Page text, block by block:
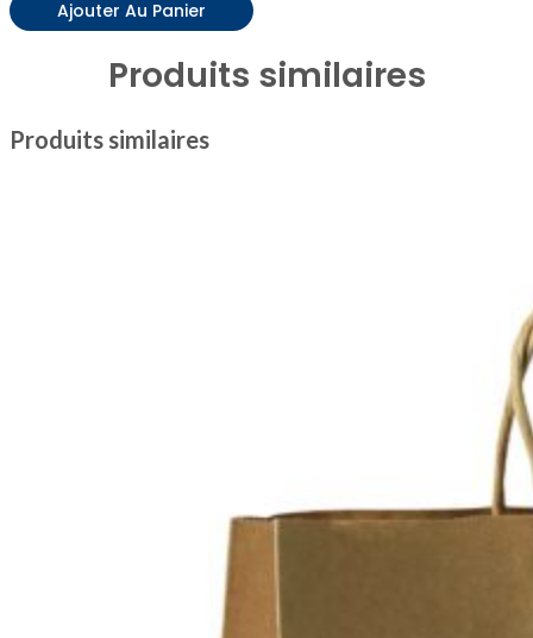
Ajouter Au Panier
Produits similaires
Produits similaires